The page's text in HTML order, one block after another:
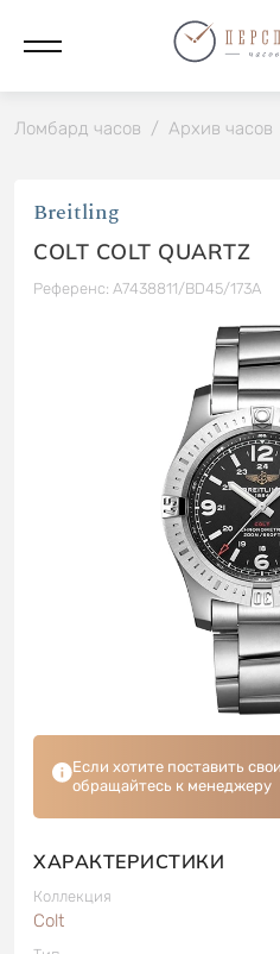
Ломбард часов / Архив часов
Breitling
COLT COLT QUARTZ
Референс: A7438811/BD45/173A
Если хотите поставить
обращайтесь к менеджеру
ХАРАКТЕРИСТИКИ
Коллекция
Colt